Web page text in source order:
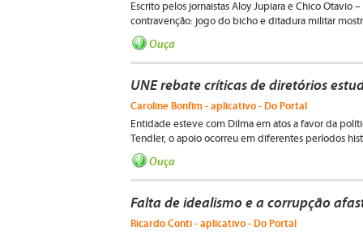
Escrito pelos jornaistas Aloy Jupiara e Chico Otavio
contravenção: jogo do bicho e ditadura militar
Ouça
UNE rebate críticas de diretórios
Caroline Bonfim - aplicativo - Do Portal
Entidade esteve com Dilma em atos a favor da
Tendler, o apoio ocorreu em diferentes períodos
Ouça
Falta de idealismo e a corrupção
Ricardo Conti - aplicativo - Do Portal